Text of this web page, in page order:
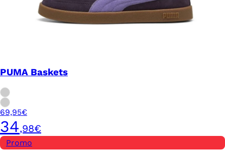
PUMA Baskets
69,95€
34,98€
Promo